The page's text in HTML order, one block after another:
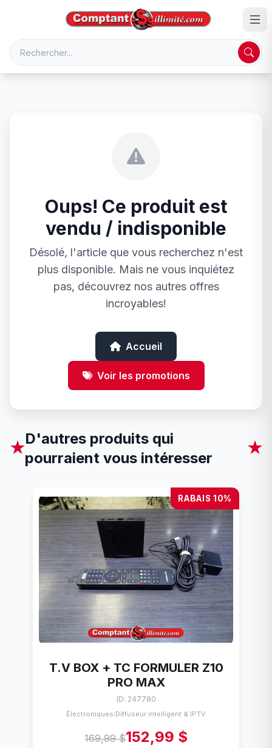
Oups! Ce produit est
vendu / indisponible
Désolé, l'article que vous recherchez n'est
plus disponible. Mais ne vous inquiétez
pas, découvrez nos autres offres
incroyables!
Accueil
Voir les promotions
★
D'autres produits qui
pourraient vous intéresser
★
RABAIS 10%
T.V BOX + TC FORMULER Z10
PRO MAX
ID: 247780
Électroniques/Diffuseur intelligent & IPTV
169,99 $152,99 $